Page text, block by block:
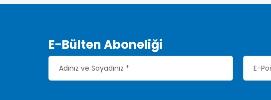
E-Bülten Aboneliği